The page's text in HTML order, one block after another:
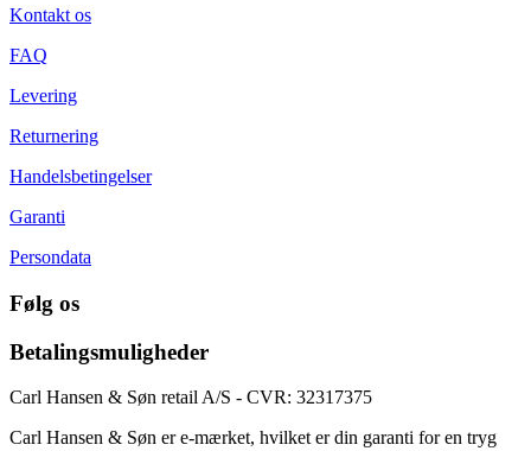
Kontakt os
FAQ
Levering
Returnering
Handelsbetingelser
Garanti
Persondata
Følg os
Betalingsmuligheder
Carl Hansen & Søn retail A/S - CVR: 32317375
Carl Hansen & Søn er e-mærket, hvilket er din garanti for en tryg